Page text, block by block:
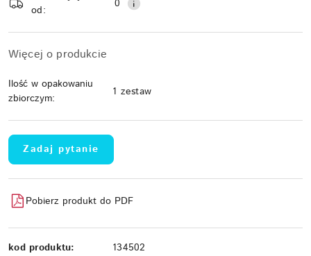
od:
0
Więcej o produkcie
Ilość w opakowaniu
zbiorczym:
1 zestaw
Zadaj pytanie
Pobierz produkt do PDF
kod produktu: 134502